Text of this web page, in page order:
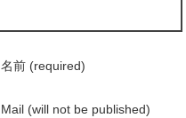
名前 (required)
Mail (will not be published)